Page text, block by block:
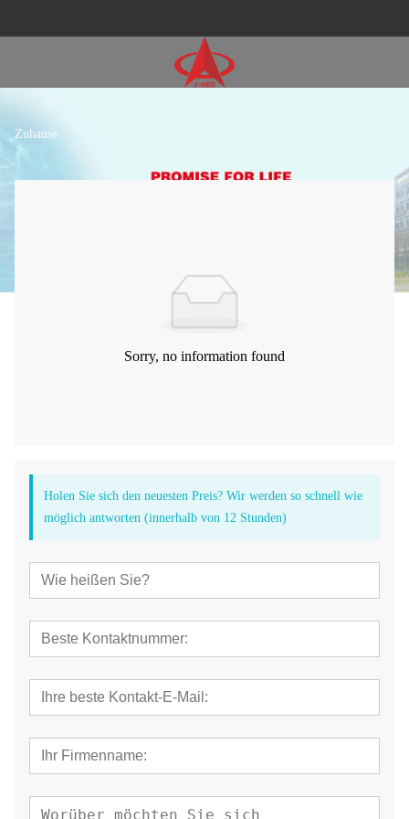
Zuhause
Sorry, no information found
Holen Sie sich den neuesten Preis? Wir werden so schnell wie
möglich antworten (innerhalb von 12 Stunden)